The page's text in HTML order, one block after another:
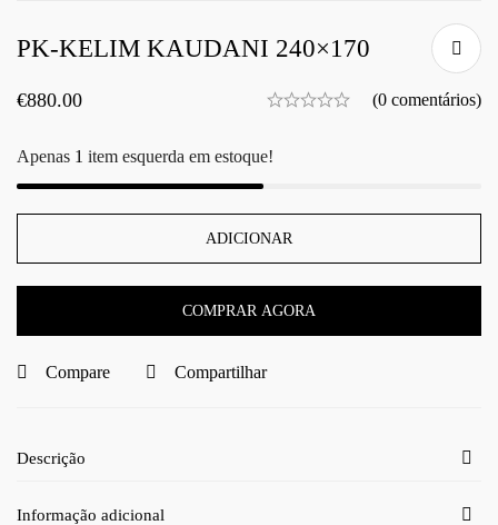
PK-KELIM KAUDANI 240×170
€880.00 (0 comentários)
Apenas 1 item esquerda em estoque!
ADICIONAR
COMPRAR AGORA
Compare Compartilhar
Descrição
Informação adicional